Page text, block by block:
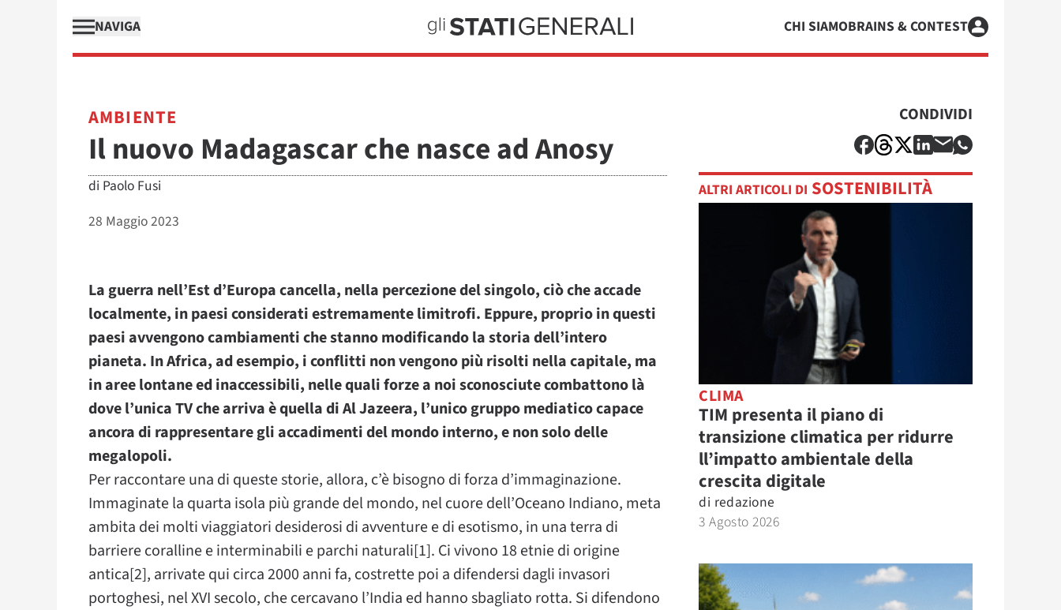
NAVIGA CHI SIAMOBRAINS & CONTEST
AMBIENTE
Il nuovo Madagascar che nasce ad Anosy
di Paolo Fusi
28 Maggio 2023
La guerra nell’Est d’Europa cancella, nella percezione del singolo, ciò che accade
localmente, in paesi considerati estremamente limitrofi. Eppure, proprio in questi
paesi avvengono cambiamenti che stanno modificando la storia dell’intero
pianeta. In Africa, ad esempio, i conflitti non vengono più risolti nella capitale, ma
in aree lontane ed inaccessibili, nelle quali forze a noi sconosciute combattono là
dove l’unica TV che arriva è quella di Al Jazeera, l’unico gruppo mediatico capace
ancora di rappresentare gli accadimenti del mondo interno, e non solo delle
megalopoli.
Per raccontare una di queste storie, allora, c’è bisogno di forza d’immaginazione.
Immaginate la quarta isola più grande del mondo, nel cuore dell’Oceano Indiano, meta
ambita dei molti viaggiatori desiderosi di avventure e di esotismo, in una terra di
barriere coralline e interminabili e parchi naturali[1]. Ci vivono 18 etnie di origine
antica[2], arrivate qui circa 2000 anni fa, costrette poi a difendersi dagli invasori
portoghesi, nel XVI secolo, che cercavano l’India ed hanno sbagliato rotta. Si difendono
CONDIVIDI
ALTRI ARTICOLI DI SOSTENIBILITÀ
CLIMA
TIM presenta il piano di
transizione climatica per ridurre
ll’impatto ambientale della
crescita digitale
di redazione
3 Agosto 2026